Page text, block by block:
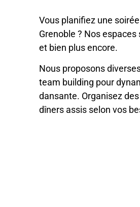
Vous planifiez une
Grenoble ? Nos
et bien plus encore.
Nous proposons
team building pour
dansante. Organisez
dîners assis selon vos